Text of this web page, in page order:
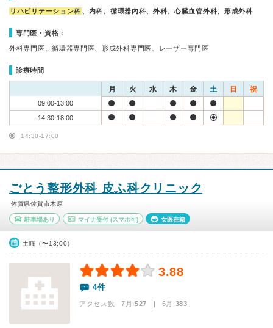
リハビリテーション科 、内科、循環器内科、外科、心臓血管外科、形成外科
専門医・資格：
外科専門医、循環器専門医、形成外科専門医、レーザー専門医
診療時間
月 火 水 木 金 土 日 祝
09:00-13:00
14:30-18:00
14:30-17:00
ごとう整形外科 皮ふ科クリニック
佐賀県佐賀市木原
駐車場あり マイナ受付(スマホ可) 女医在籍
土曜（〜13:00）
3.88
4件
アクセス数 7月:527 | 6月:383